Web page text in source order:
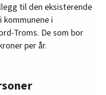
til den eksisterende
i
Troms. De som bor
per år.